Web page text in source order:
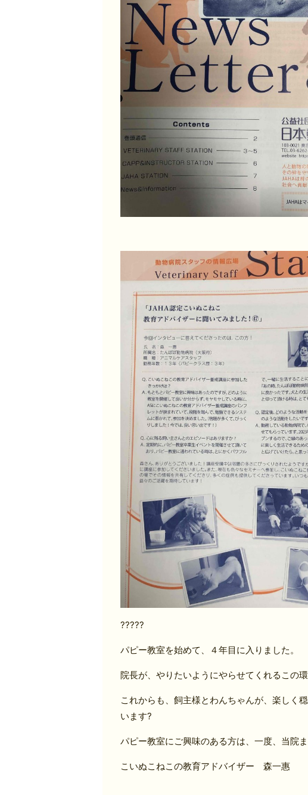
?????
パピー教室を始めて、４年目に入りました。
院長が、やりたいようにやらせてくれるこの
これからも、飼主様とわんちゃんが、楽しく
います?
パピー教室にご興味のある方は、一度、当院
こいぬこねこの教育アドバイザー 森一惠